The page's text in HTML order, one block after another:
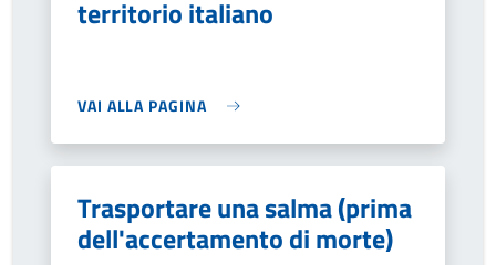
territorio italiano
VAI ALLA PAGINA
Trasportare una salma (prima
dell'accertamento di morte)